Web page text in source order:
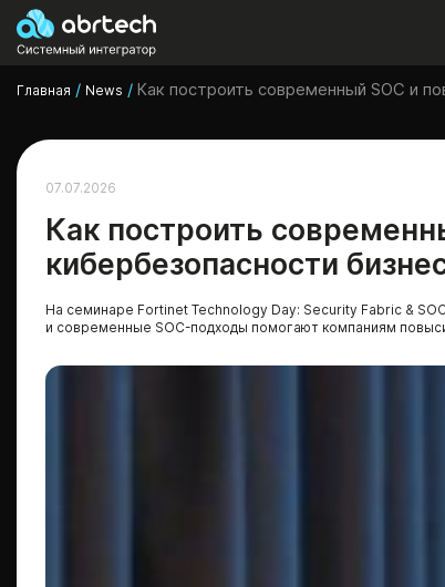
Главная / News / Как построить современный SOC и
07.07.2026
Как построить
кибербезопасности
На семинаре Fortinet Technology Day: Security Fabric &
и современные SOC-подходы помогают компаниям